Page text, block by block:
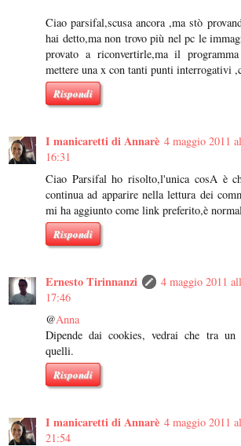
Ciao parsifal,scusa ancora ,ma stò
hai detto,ma non trovo più nel pc le
provato a riconvertirle,ma il
mettere una x con tanti punti interrogativi
Rispondi
I manicaretti di Annarè 4 maggio 2011
16:31
Ciao Parsifal ho risolto,l'unica cosA è
continua ad apparire nella lettura dei
mi ha aggiunto come link preferito,è
Rispondi
Ernesto Tirinnanzi
4 maggio 2011
17:46
@Anna
Dipende dai cookies, vedrai che tra un
quelli.
Rispondi
I manicaretti di Annarè 4 maggio 2011
21:54